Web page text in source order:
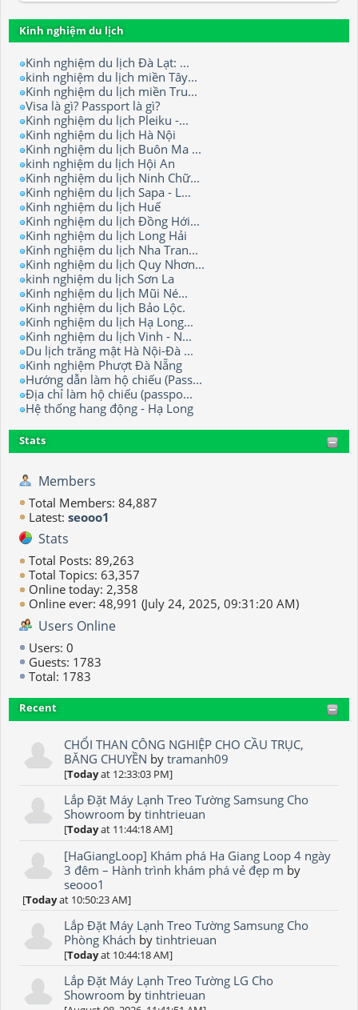
Kinh nghiệm du lịch
Kinh nghiệm du lịch Đà Lạt: ...
kinh nghiệm du lịch miền Tây...
Kinh nghiệm du lịch miền Tru...
Visa là gì? Passport là gì?
Kinh nghiệm du lịch Pleiku -...
Kinh nghiệm du lịch Hà Nội
Kinh nghiệm du lịch Buôn Ma ...
kinh nghiệm du lịch Hội An
Kinh nghiệm du lịch Ninh Chữ...
Kinh nghiệm du lịch Sapa - L...
Kinh nghiệm du lịch Huế
Kinh nghiệm du lịch Đồng Hới...
Kinh nghiệm du lịch Long Hải
Kinh nghiệm du lịch Nha Tran...
Kinh nghiệm du lịch Quy Nhơn...
kinh nghiệm du lịch Sơn La
Kinh nghiệm du lịch Mũi Né...
Kinh nghiệm du lịch Bảo Lộc.
Kinh nghiệm du lịch Hạ Long...
Kinh nghiệm du lịch Vinh - N...
Du lịch trăng mật Hà Nội-Đà ...
Kinh nghiệm Phượt Đà Nẵng
Hướng dẫn làm hộ chiếu (Pass...
Địa chỉ làm hộ chiếu (passpo...
Hệ thống hang động - Hạ Long
Stats
Members
Total Members: 84,887
Latest: seooo1
Stats
Total Posts: 89,263
Total Topics: 63,357
Online today: 2,358
Online ever: 48,991 (July 24, 2025, 09:31:20 AM)
Users Online
Users: 0
Guests: 1783
Total: 1783
Recent
CHỔI THAN CÔNG NGHIỆP CHO CẦU TRỤC,
BĂNG CHUYỀN bytramanh09
[Todayat 12:33:03 PM]
Lắp Đặt Máy Lạnh Treo Tường Samsung Cho
Showroom bytinhtrieuan
[Todayat 11:44:18 AM]
[HaGiangLoop] Khám phá Ha Giang Loop 4 ngày
3 đêm – Hành trình khám phá vẻ đẹp m by
seooo1
[Todayat 10:50:23 AM]
Lắp Đặt Máy Lạnh Treo Tường Samsung Cho
Phòng Khách bytinhtrieuan
[Todayat 10:44:18 AM]
Lắp Đặt Máy Lạnh Treo Tường LG Cho
Showroom bytinhtrieuan